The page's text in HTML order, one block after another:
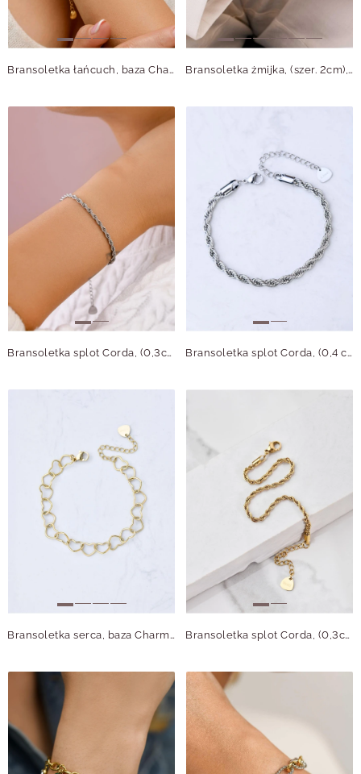
Bransoletka łańcuch, baza Charms, stal pozłacana S109745Z00 Bransoletka żmijka, (szer. 2cm), stal pozłacana S109546Z00
Bransoletka splot Corda, (0,3cm), srebrny S104662S00 Bransoletka splot Corda, (0,4 cm), srebrny S104664S00
Bransoletka serca, baza Charms, stal pozłacana, S111414Z00 Bransoletka splot Corda, (0,3cm), złoty S104662Z00